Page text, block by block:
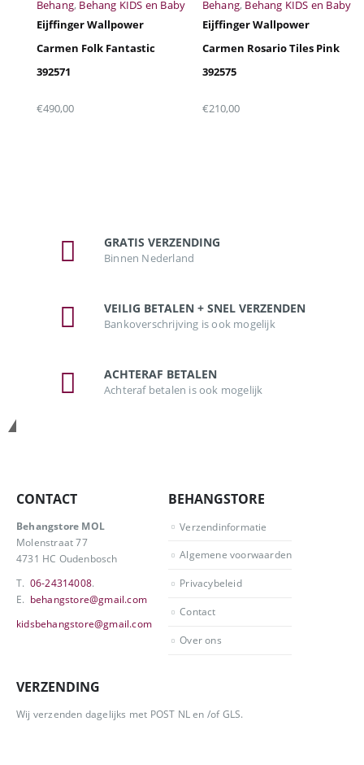
Snel bekijken
Behang, Behang KIDS en Baby
Eijffinger Wallpower
Carmen Folk Fantastic
392571
€490,00 Snel bekijken
Behang, Behang KIDS en Baby
Eijffinger Wallpower
Carmen Rosario Tiles Pink
392575
€210,00
GRATIS VERZENDING
Binnen Nederland
VEILIG BETALEN + SNEL VERZENDEN
Bankoverschrijving is ook mogelijk
ACHTERAF BETALEN
Achteraf betalen is ook mogelijk
CONTACT
Behangstore MOL
Molenstraat 77
4731 HC Oudenbosch
T. 06-24314008.
E. behangstore@gmail.com
kidsbehangstore@gmail.com
BEHANGSTORE
Verzendinformatie
Algemene voorwaarden
Privacybeleid
Contact
Over ons
VERZENDING
Wij verzenden dagelijks met POST NL en /of GLS.